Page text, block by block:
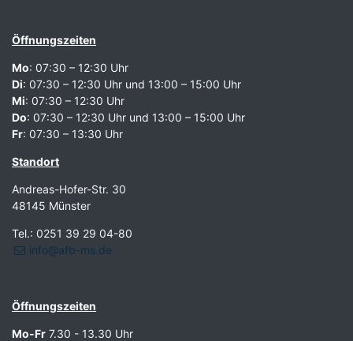
Öffnungszeiten
Mo: 07:30 – 12:30 Uhr
Di: 07:30 – 12:30 Uhr und 13:00 – 15:00 Uhr
Mi: 07:30 – 12:30 Uhr
Do: 07:30 – 12:30 Uhr und 13:00 – 15:00 Uhr
Fr: 07:30 – 13:30 Uhr
Standort
Andreas-Hofer-Str. 30
48145 Münster
Tel.: 0251 39 29 04-80
info@afb-ms.de
Öffnungszeiten
Mo-Fr 7.30 - 13.30 Uhr